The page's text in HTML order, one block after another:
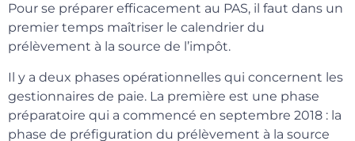
Pour se préparer efficacement au PAS, il faut dans un
premier temps maîtriser le calendrier du
prélèvement à la source de l’impôt.
Il y a deux phases opérationnelles qui concernent les
gestionnaires de paie. La première est une phase
préparatoire qui a commencé en septembre 2018 : la
phase de préfiguration du prélèvement à la source